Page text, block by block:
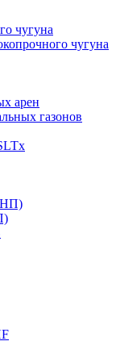
чугуна
чугуна
арен
газонов